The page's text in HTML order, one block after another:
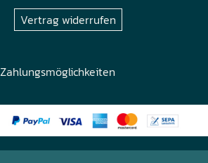
Vertrag widerrufen
Zahlungsmöglichkeiten